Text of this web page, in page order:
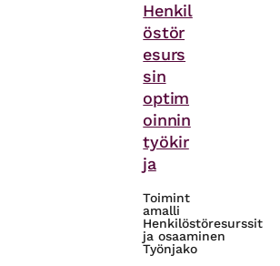
Henkil
östör
esurs
sin
optim
oinnin
työkir
ja
Toimint
amalli
Henkilöstöresurssit
ja osaaminen
Työnjako